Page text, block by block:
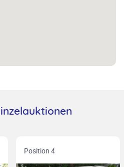
Position 4